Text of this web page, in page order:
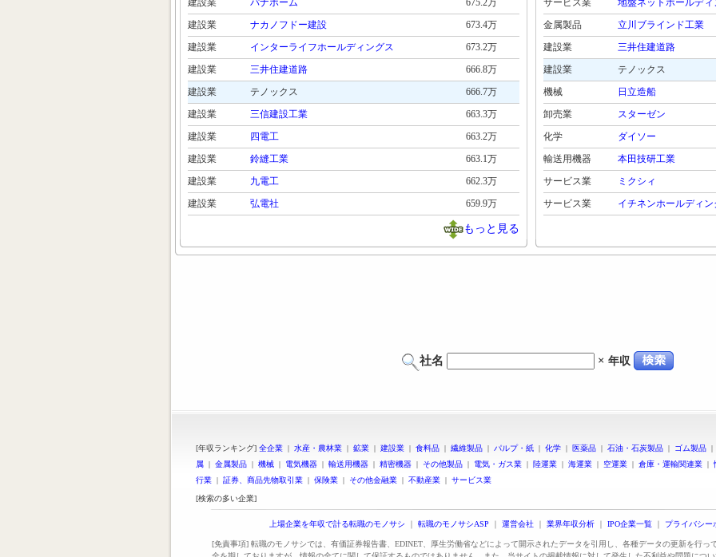
建設業
パナホーム
675.2万
建設業
ナカノフドー建設
673.4万
建設業
インターライフホールディングス
673.2万
建設業
三井住建道路
666.8万
建設業
テノックス
666.7万
建設業
三信建設工業
663.3万
建設業
四電工
663.2万
建設業
鈴縫工業
663.1万
建設業
九電工
662.3万
建設業
弘電社 659.9万
もっと見る
サービス業
地盤ネットホールディ
金属製品
立川ブラインド工業
建設業
三井住建道路
建設業
テノックス
機械
日立造船
卸売業
スターゼン
化学
ダイソー
輸送用機器
本田技研工業
サービス業
ミクシィ
サービス業
イチネンホールディン
社名 × 年収
[年収ランキング] 全企業 | 水産・農林業 | 鉱業 | 建設業 | 食料品 | 繊維製品 | パルプ・紙 | 化学 | 医薬品 | 石油・石炭製品 | ゴム製品
属 | 金属製品 | 機械 | 電気機器 | 輸送用機器 | 精密機器 | その他製品 | 電気・ガス業 | 陸運業 | 海運業 | 空運業 | 倉庫・運輸関連業 |
行業 | 証券、商品先物取引業 | 保険業 | その他金融業 | 不動産業 | サービス業
[検索の多い企業]
上場企業を年収で計る転職のモノサシ ｜ 転職のモノサシASP ｜ 運営会社 ｜ 業界年収分析 ｜ IPO企業一覧 ｜ プライバシー
[免責事項] 転職のモノサシでは、有価証券報告書、EDINET、厚生労働省などによって開示されたデータを引用し、各種データの更新を行っ